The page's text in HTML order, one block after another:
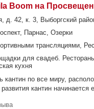
Boom на
д. 42, к. 3, Выборгский
Парнас, Озерки
трансляциями,
для свадеб.
кухня
кантин по все миру,
кантин начинается